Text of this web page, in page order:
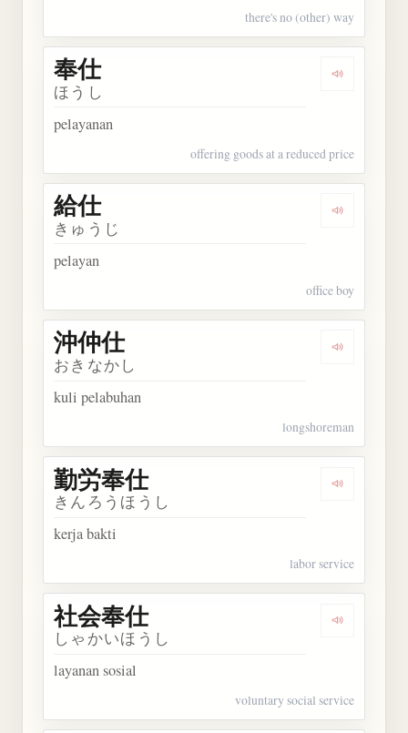
there's no (other) way
Dengarkan
奉仕
ほうし
pelayanan
offering goods at a reduced price
Dengarkan
給仕
きゅうじ
pelayan
office boy
Dengarkan
沖仲仕
おきなかし
kuli pelabuhan
longshoreman
Dengarkan
勤労奉仕
きんろうほうし
kerja bakti
labor service
Dengarkan
社会奉仕
しゃかいほうし
layanan sosial
voluntary social service